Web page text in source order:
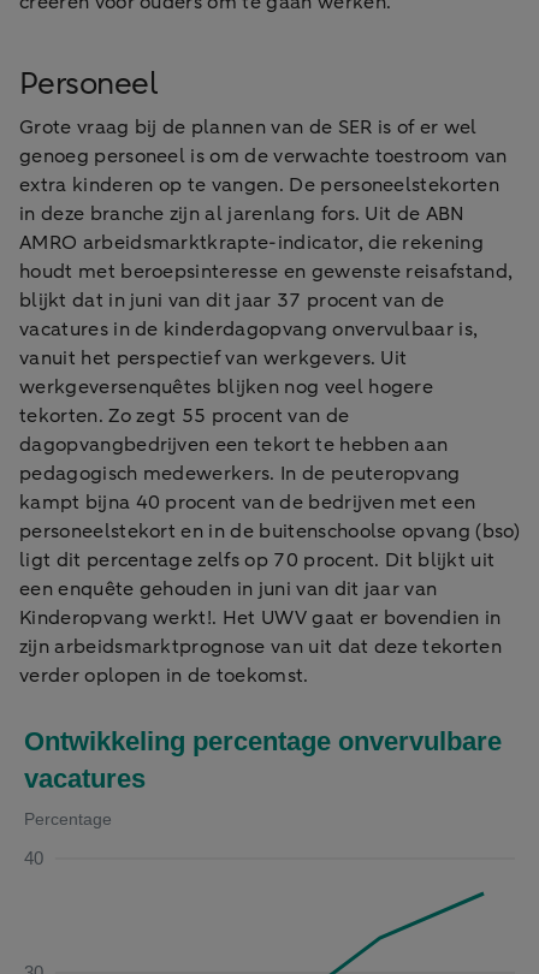
Personeel
Grote vraag bij de plannen van de SER is of er wel
genoeg personeel is om de verwachte toestroom van
extra kinderen op te vangen. De personeelstekorten
in deze branche zijn al jarenlang fors. Uit de ABN
AMRO arbeidsmarktkrapte-indicator, die rekening
houdt met beroepsinteresse en gewenste reisafstand,
blijkt dat in juni van dit jaar 37 procent van de
vacatures in de kinderdagopvang onvervulbaar is,
vanuit het perspectief van werkgevers. Uit
werkgeversenquêtes blijken nog veel hogere
tekorten. Zo zegt 55 procent van de
dagopvangbedrijven een tekort te hebben aan
pedagogisch medewerkers. In de peuteropvang
kampt bijna 40 procent van de bedrijven met een
personeelstekort en in de buitenschoolse opvang (bso)
ligt dit percentage zelfs op 70 procent. Dit blijkt uit
een enquête gehouden in juni van dit jaar van
Kinderopvang werkt!. Het UWV gaat er bovendien in
zijn arbeidsmarktprognose van uit dat deze tekorten
verder oplopen in de toekomst.